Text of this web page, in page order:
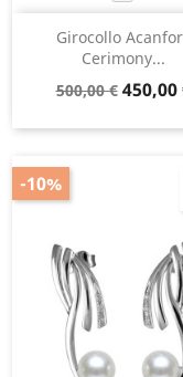
Girocollo
Cerimony...
Prezzo
500,00 € Prezzo
450,00
-10%
Accedi
You need to be
wish list.